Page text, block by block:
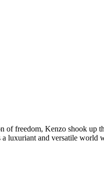
freedom, Kenzo shook up
luxuriant and versatile world